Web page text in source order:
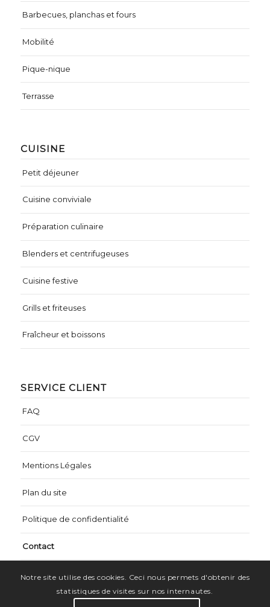
CUISINE
Petit déjeuner
Cuisine conviviale
Préparation culinaire
Blenders et centrifugeuses
Cuisine festive
Grills et friteuses
Fraîcheur et boissons
Barbecues, planchas et fours
Mobilité
Pique-nique
Terrasse
SERVICE CLIENT
FAQ
CGV
Mentions Légales
Plan du site
Politique de confidentialité
Contact
Notre site utilise des cookies. Ceci nous permets d'obtenir des
statistiques de visites sur nos internautes.